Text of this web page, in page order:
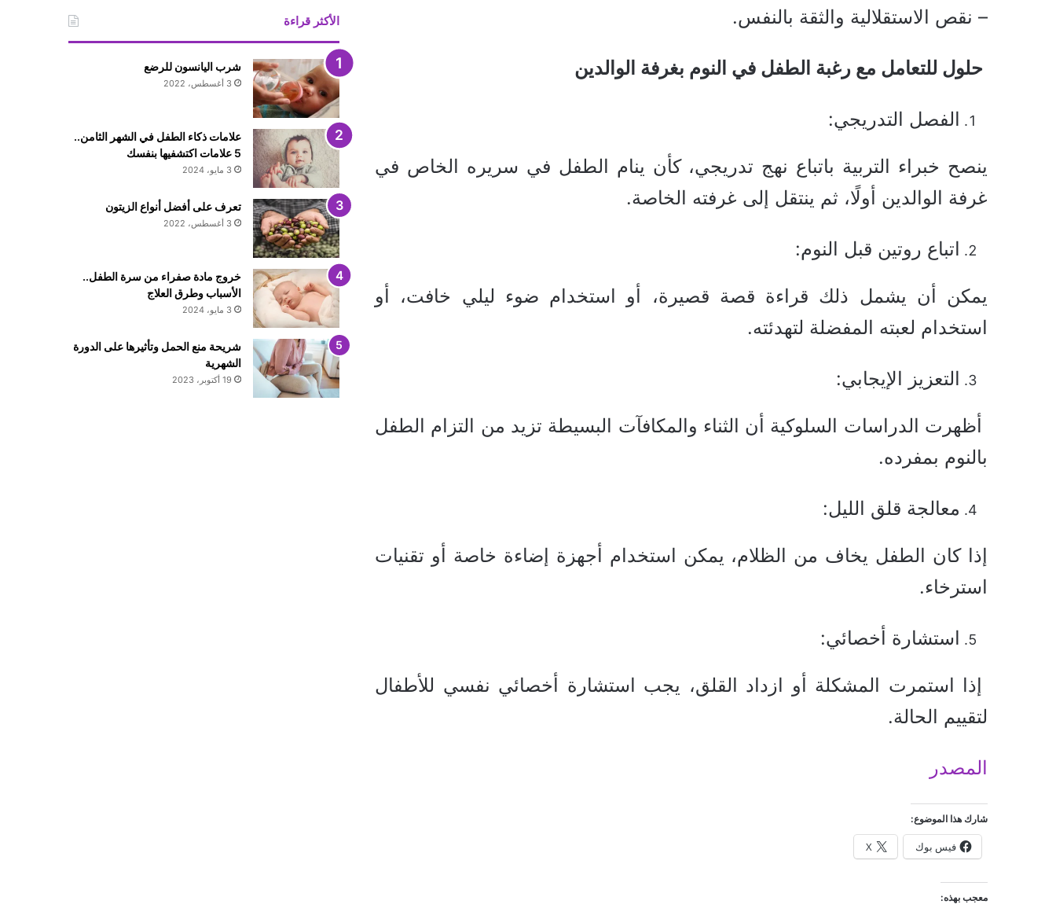
– نقص الاستقلالية والثقة بالنفس.
حلول للتعامل مع رغبة الطفل في النوم بغرفة الوالدين
الفصل التدريجي:
ينصح خبراء التربية باتباع نهج تدريجي، كأن ينام الطفل في سريره الخاص في
غرفة الوالدين أولًا، ثم ينتقل إلى غرفته الخاصة.
اتباع روتين قبل النوم:
يمكن أن يشمل ذلك قراءة قصة قصيرة، أو استخدام ضوء ليلي خافت، أو
استخدام لعبته المفضلة لتهدئته.
التعزيز الإيجابي:
أظهرت الدراسات السلوكية أن الثناء والمكافآت البسيطة تزيد من التزام الطفل
بالنوم بمفرده.
معالجة قلق الليل:
إذا كان الطفل يخاف من الظلام، يمكن استخدام أجهزة إضاءة خاصة أو تقنيات
استرخاء.
استشارة أخصائي:
إذا استمرت المشكلة أو ازداد القلق، يجب استشارة أخصائي نفسي للأطفال
لتقييم الحالة.
المصدر
شارك هذا الموضوع:
فيس بوك X
معجب بهذه:
الأكثر قراءة
شرب اليانسون للرضع
3 أغسطس، 2022
علامات ذكاء الطفل في الشهر الثامن..
5 علامات اكتشفيها بنفسك
3 مايو، 2024
تعرف على أفضل أنواع الزيتون
3 أغسطس، 2022
خروج مادة صفراء من سرة الطفل..
الأسباب وطرق العلاج
3 مايو، 2024
شريحة منع الحمل وتأثيرها على الدورة
الشهرية
19 أكتوبر، 2023